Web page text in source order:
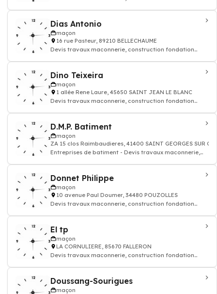
Dias Antonio
maçon
16 rue Pasteur, 89210 BELLECHAUME
Devis travaux maconnerie, construction fondation
Dino Teixeira
maçon
1 allée Rene Laure, 45650 SAINT JEAN LE BLANC
Devis travaux maconnerie, construction fondation
D.M.P. Batiment
maçon
ZA 15 clos Raimbaudieres, 41400 SAINT GEORGES SUR
Entreprises de batiment - Devis travaux maconnerie,
Donnet Philippe
maçon
10 avenue Paul Doumer, 34480 POUZOLLES
Devis travaux maconnerie, construction fondation
El tp
maçon
LA CORNULIERE, 85670 FALLERON
Devis travaux maconnerie, construction fondation
Doussang-Sourigues
maçon